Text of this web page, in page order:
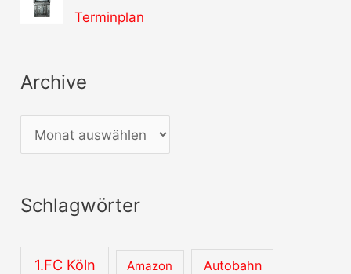
Terminplan
Archive
r
h
Schlagwörter
1.FC Köln Amazon Autobahn